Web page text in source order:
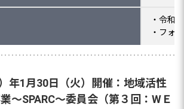
・令和
・フォ
年1月30日（火）開催：地域活性
～SPARC～委員会（第３回：WＥ